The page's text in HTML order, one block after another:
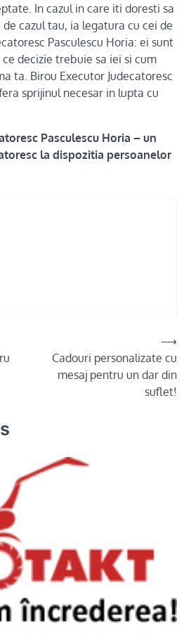
In cazul in care iti doresti sa
cazul tau, ia legatura cu cei de
Pasculescu Horia: ei sunt
decizie trebuie sa iei si cum
ta. Birou Executor Judecatoresc
sprijinul necesar in lupta cu
Pasculescu Horia – un
la dispozitia persoanelor
Cadouri personalizate cu
mesaj pentru un dar din
suflet!
⟶